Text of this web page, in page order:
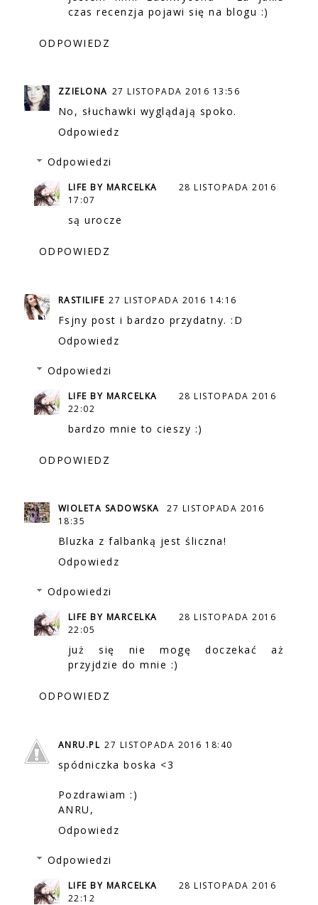
czas recenzja pojawi się na blogu :)
ODPOWIEDZ
ZZIELONA 27 LISTOPADA 2016 13:56
No, słuchawki wyglądają spoko.
Odpowiedz
Odpowiedzi
LIFE BY MARCELKA
28 LISTOPADA 2016
17:07
są urocze
ODPOWIEDZ
RASTILIFE 27 LISTOPADA 2016 14:16
Fsjny post i bardzo przydatny. :D
Odpowiedz
Odpowiedzi
LIFE BY MARCELKA
28 LISTOPADA 2016
22:02
bardzo mnie to cieszy :)
ODPOWIEDZ
WIOLETA SADOWSKA
27 LISTOPADA 2016
18:35
Bluzka z falbanką jest śliczna!
Odpowiedz
Odpowiedzi
LIFE BY MARCELKA
28 LISTOPADA 2016
22:05
już się nie mogę doczekać aż
przyjdzie do mnie :)
ODPOWIEDZ
ANRU.PL 27 LISTOPADA 2016 18:40
spódniczka boska <3
Pozdrawiam :)
ANRU,
Odpowiedz
Odpowiedzi
LIFE BY MARCELKA
28 LISTOPADA 2016
22:12